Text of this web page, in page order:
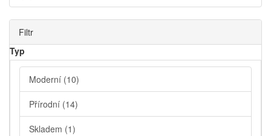
Filtr
Typ
Moderní (10)
Přírodní (14)
Skladem (1)